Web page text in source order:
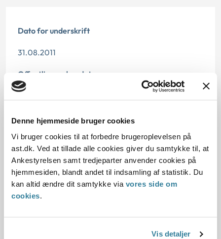
Denne hjemmeside bruger cookies
Vi bruger cookies til at forbedre brugeroplevelsen på
ast.dk. Ved at tillade alle cookies giver du samtykke til, at
Ankestyrelsen samt tredjeparter anvender cookies på
hjemmesiden, blandt andet til indsamling af statistik. Du
kan altid ændre dit samtykke via vores side om
cookies.
Vis detaljer
Dato for underskrift
31.08.2011
Offentliggørelsesdato
Denne principafgørelse er kasseret den 9. november
barselsdagpenge.
Paragraf
§ 59 § 40 § 6 § 39